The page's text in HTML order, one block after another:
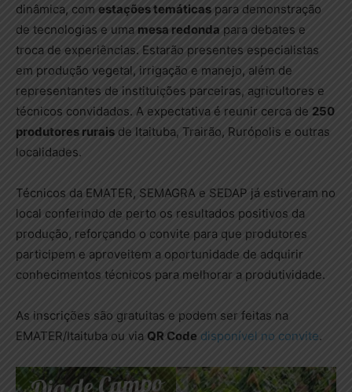
dinâmica, com estações temáticas para demonstração
de tecnologias e uma mesa redonda para debates e
troca de experiências. Estarão presentes especialistas
em produção vegetal, irrigação e manejo, além de
representantes de instituições parceiras, agricultores e
técnicos convidados. A expectativa é reunir cerca de 250
produtores rurais de Itaituba, Trairão, Rurópolis e outras
localidades.
Técnicos da EMATER, SEMAGRA e SEDAP já estiveram no
local conferindo de perto os resultados positivos da
produção, reforçando o convite para que produtores
participem e aproveitem a oportunidade de adquirir
conhecimentos técnicos para melhorar a produtividade.
As inscrições são gratuitas e podem ser feitas na
EMATER/Itaituba ou via QR Code disponível no convite.